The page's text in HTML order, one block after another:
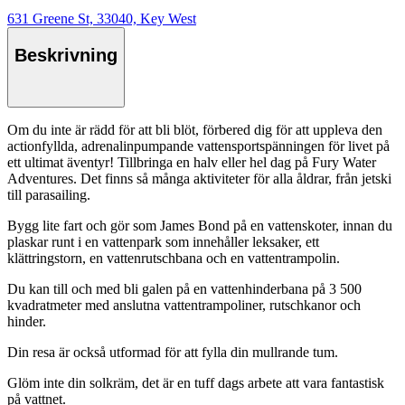
631 Greene St, 33040, Key West
Beskrivning
Om du inte är rädd för att bli blöt, förbered dig för att uppleva den
actionfyllda, adrenalinpumpande vattensportspänningen för livet på
ett ultimat äventyr! Tillbringa en halv eller hel dag på Fury Water
Adventures. Det finns så många aktiviteter för alla åldrar, från jetski
till parasailing.
Bygg lite fart och gör som James Bond på en vattenskoter, innan du
plaskar runt i en vattenpark som innehåller leksaker, ett
klättringstorn, en vattenrutschbana och en vattentrampolin.
Du kan till och med bli galen på en vattenhinderbana på 3 500
kvadratmeter med anslutna vattentrampoliner, rutschkanor och
hinder.
Din resa är också utformad för att fylla din mullrande tum.
Glöm inte din solkräm, det är en tuff dags arbete att vara fantastisk
på vattnet.